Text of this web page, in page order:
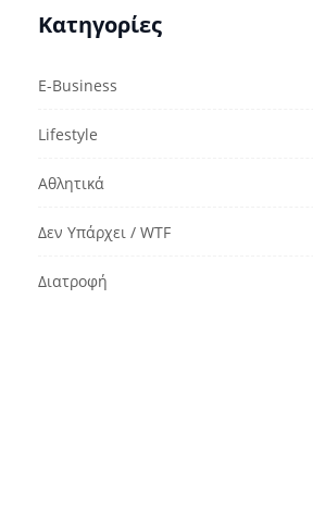
Κατηγορίες
E-Business
Lifestyle
Αθλητικά
Δεν Υπάρχει / WTF
Διατροφή